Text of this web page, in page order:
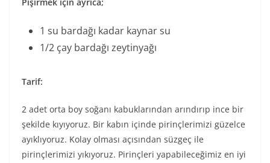
1 su bardağı kadar kaynar su
1/2 çay bardağı zeytinyağı
Tarif:
2 adet orta boy soğanı kabuklarından arındırıp ince bir
şekilde kıyıyoruz. Bir kabın içinde pirinçlerimizi güzelce
ayıklıyoruz. Kolay olması açısından süzgeç ile
pirinçlerimizi yıkıyoruz. Pirinçleri yapabileceğimiz en iyi